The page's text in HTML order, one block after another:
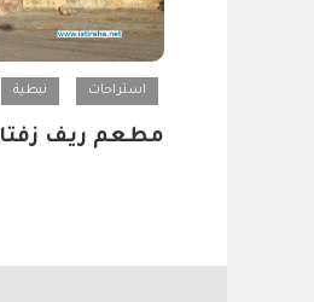
استراحات نبطية
مطعم ريف زفتا